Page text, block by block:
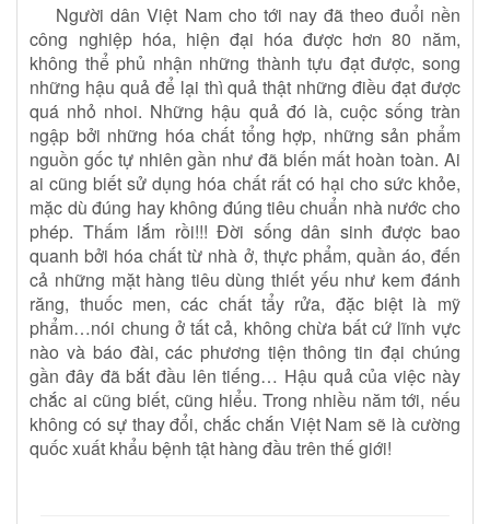
Người dân Việt Nam cho tới nay đã theo đuổi nền
công nghiệp hóa, hiện đại hóa được hơn 80 năm,
không thể phủ nhận những thành tựu đạt được, song
những hậu quả để lại thì quả thật những điều đạt được
quá nhỏ nhoi. Những hậu quả đó là, cuộc sống tràn
ngập bởi những hóa chất tổng hợp, những sản phẩm
nguồn gốc tự nhiên gần như đã biến mất hoàn toàn. Ai
ai cũng biết sử dụng hóa chất rất có hại cho sức khỏe,
mặc dù đúng hay không đúng tiêu chuẩn nhà nước cho
phép. Thấm lắm rồi!!! Đời sống dân sinh được bao
quanh bởi hóa chất từ nhà ở, thực phẩm, quần áo, đến
cả những mặt hàng tiêu dùng thiết yếu như kem đánh
răng, thuốc men, các chất tẩy rửa, đặc biệt là mỹ
phẩm…nói chung ở tất cả, không chừa bất cứ lĩnh vực
nào và báo đài, các phương tiện thông tin đại chúng
gần đây đã bắt đầu lên tiếng… Hậu quả của việc này
chắc ai cũng biết, cũng hiểu. Trong nhiều năm tới, nếu
không có sự thay đổi, chắc chắn Việt Nam sẽ là cường
quốc xuất khẩu bệnh tật hàng đầu trên thế giới!